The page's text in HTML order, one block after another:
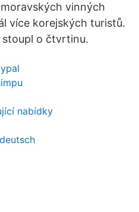
vinných
více korejských turistů.
o čtvrtinu.
nabídky